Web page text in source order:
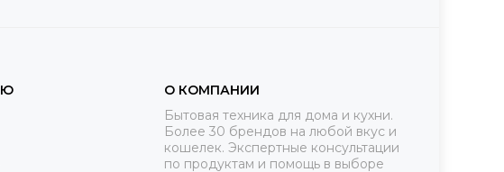
О КОМПАНИИ
Бытовая техника для дома и кухни.
Более 30 брендов на любой вкус и
кошелек. Экспертные консультации
по продуктам и помощь в выборе